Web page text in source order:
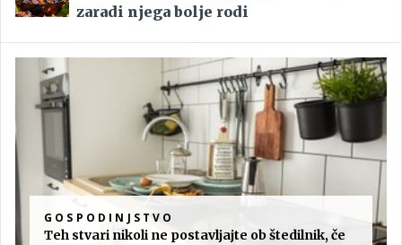
zaradi njega bolje rodi
GOSPODINJSTVO
Teh stvari nikoli ne postavljajte ob štedilnik, če